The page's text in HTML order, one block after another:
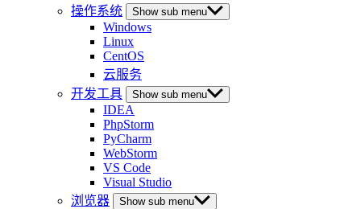
操作系统
Show sub menu
Windows
Linux
CentOS
云服务
开发工具
Show sub menu
IDEA
PhpStorm
PyCharm
WebStorm
VS Code
Visual Studio
浏览器
Show sub menu